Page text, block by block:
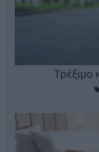
Τρέξιμο